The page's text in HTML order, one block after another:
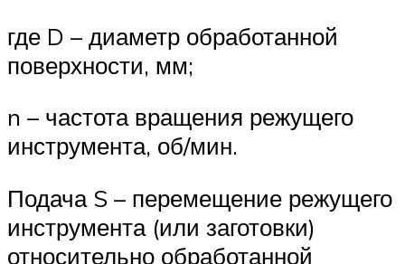
где D – диаметр обработанной
поверхности, мм;
n – частота вращения режущего
инструмента, об/мин.
Подача S – перемещение режущего
инструмента (или заготовки)
относительно обработанной